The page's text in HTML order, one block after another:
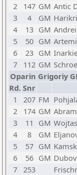
2
147 GM Antic
3
4 GM
4
13 GM
5
50 GM
6
23 GM
7
112 GM
Oparin Grigoriy
Rd. Snr
1
207 FM
2
174 GM
3
11 GM
4
8 GM
5
57 GM
6
56 GM
7 253